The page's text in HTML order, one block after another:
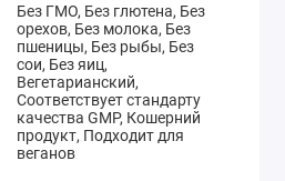
Без ГМО, Без глютена, Без
орехов, Без молока, Без
пшеницы, Без рыбы, Без
сои, Без яиц,
Вегетарианский,
Соответствует стандарту
качества GMP, Кошерний
продукт, Подходит для
веганов